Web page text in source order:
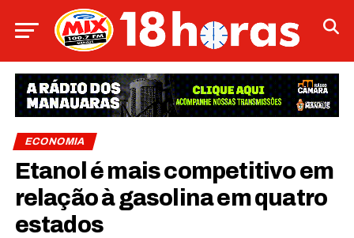
ECONOMIA
Etanol é mais competitivo em
relação à gasolina em quatro
estados